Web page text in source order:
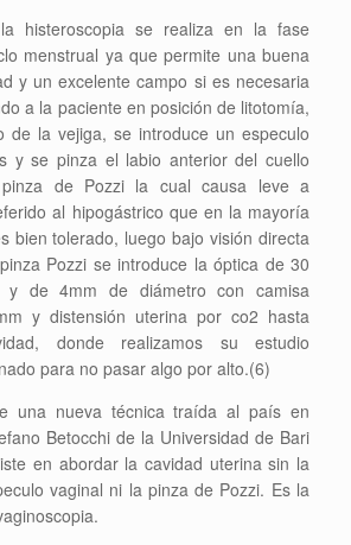
la histeroscopia se realiza en la fase
menstrual ya que permite una buena
y un excelente campo si es necesaria
a la paciente en posición de litotomía,
de la vejiga, se introduce un especulo
y se pinza el labio anterior del cuello
de Pozzi la cual causa leve a
al hipogástrico que en la mayoría
bien tolerado, luego bajo visión directa
Pozzi se introduce la óptica de 30
y de 4mm de diámetro con camisa
y distensión uterina por co2 hasta
donde realizamos su estudio
para no pasar algo por alto.(6)
una nueva técnica traída al país en
Betocchi de la Universidad de Bari
en abordar la cavidad uterina sin la
vaginal ni la pinza de Pozzi. Es la